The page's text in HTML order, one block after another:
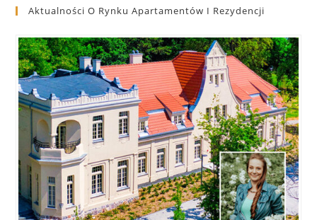
Aktualności O Rynku Apartamentów I Rezydencji